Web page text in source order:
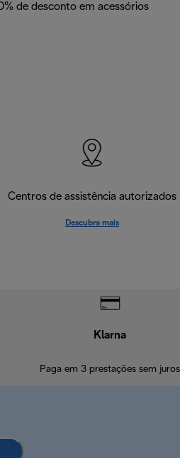
de desconto em acessórios
Centros de assistência autorizados
Descubra mais
Klarna
Paga em 3 prestações sem juros